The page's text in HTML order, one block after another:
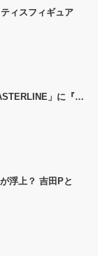
ィスフィギュア
」に『…
浮上？ 吉田Pと